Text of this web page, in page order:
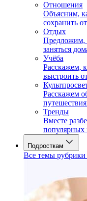
Отношения
Объясним,
сохранить
Отдых
Предложим,
заняться
Учёба
Расскажем,
выстроить
Расскажем
Тренды
Вместе
популярных
Подросткам
Все темы рубрики